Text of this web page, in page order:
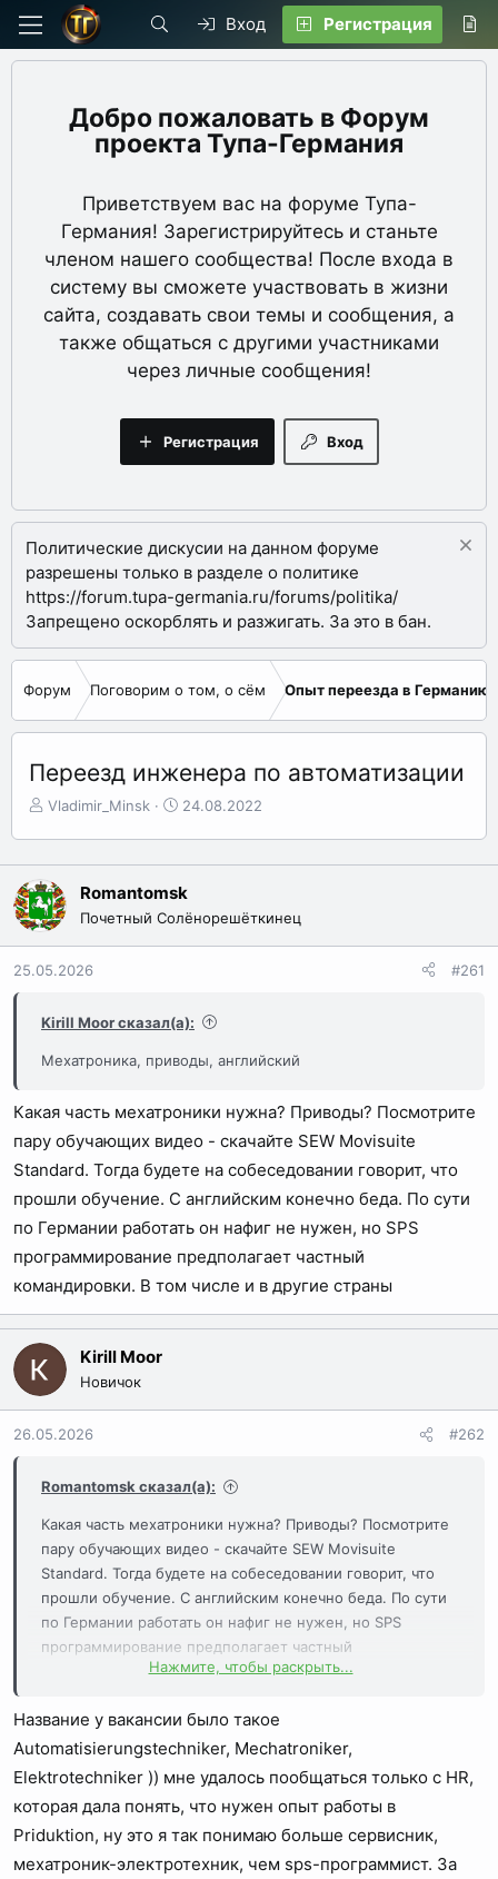
Вход Регистрация
Форум
проекта Тупа-Германия
Приветствуем вас на форуме Тупа-
Германия! Зарегистрируйтесь и станьте
членом нашего сообщества! После входа в
систему вы сможете участвовать в жизни
сайта, создавать свои темы и сообщения, а
также общаться с другими участниками
через личные сообщения!
Вход
Регистрация
Политические дискусии на данном форуме
разрешены только в разделе о политике
https://forum.tupa-germania.ru/forums/politika/
Запрещено оскорблять и разжигать. За это в бан.
Форум Поговорим о том, о сём Опыт переезда в Германию
Переезд инженера по автоматизации
А
о
р
т
е
м
ы
Vladimir_Minsk
Д
а
н
а
а
24.08.2022
Romantomsk
Почетный Солёнорешёткинец
25.05.2026 #261
Kirill Moor сказал(а):
Мехатроника, приводы, английский
Какая часть мехатроники нужна? Приводы? Посмотрите
пару обучающих видео - скачайте SEW Movisuite
Standard. Тогда будете на собеседовании говорит, что
прошли обучение. С английским конечно беда. По сути
по Германии работать он нафиг не нужен, но SPS
программирование предполагает частный
командировки. В том числе и в другие страны
Kirill Moor
Новичок
26.05.2026 #262
Romantomsk сказал(а):
Какая часть мехатроники нужна? Приводы? Посмотрите
пару обучающих видео - скачайте SEW Movisuite
Standard. Тогда будете на собеседовании говорит, что
прошли обучение. С английским конечно беда. По сути
по Германии работать он нафиг не нужен, но SPS
программирование предполагает частный
командировки. В том числе и в другие страны
Нажмите, чтобы раскрыть...
Название у вакансии было такое
Automatisierungstechniker, Mechatroniker,
Elektrotechniker )) мне удалось пообщаться только с HR,
которая дала понять, что нужен опыт работы в
Priduktion, ну это я так понимаю больше сервисник,
мехатроник-электротехник, чем sps-программист. За